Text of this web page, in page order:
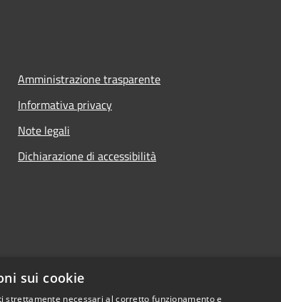
Amministrazione trasparente
Informativa privacy
Note legali
Dichiarazione di accessibilità
sui cookie
strettamente necessari al corretto funzionamento e